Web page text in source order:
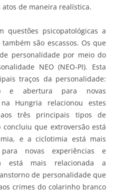
de maneira realística.
questões psicopatológicas a
são escassos. Os que
personalidade por meio do
NEO (NEO-PI). Esta
traços da personalidade:
e abertura para novas
Hungria relacionou estes
três principais tipos de
que extroversão está
e a ciclotimia está mais
novas experiências e
está mais relacionada a
de personalidade que
crimes do colarinho branco